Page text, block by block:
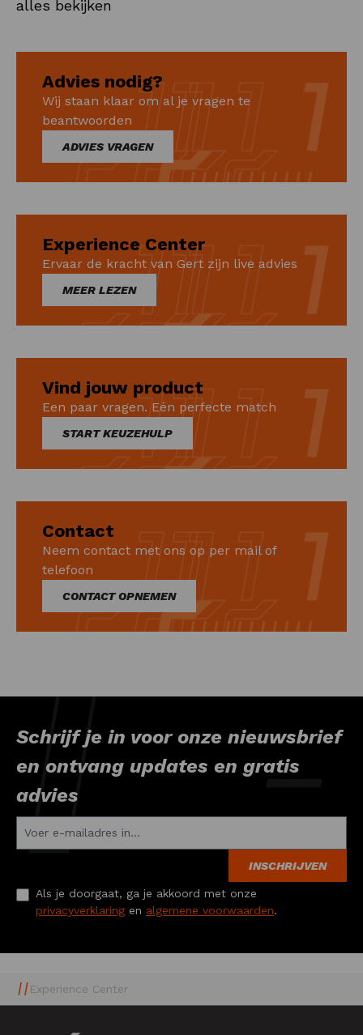
alles bekijken
Advies nodig?
Wij staan klaar om al je vragen te
beantwoorden
ADVIES VRAGEN
Experience Center
Ervaar de kracht van Gert zijn live advies
MEER LEZEN
Vind jouw product
Een paar vragen. Eén perfecte match
START KEUZEHULP
Contact
Neem contact met ons op per mail of
telefoon
CONTACT OPNEMEN
Schrijf je in voor onze nieuwsbrief
en ontvang updates en gratis
advies
INSCHRIJVEN
Als je doorgaat, ga je akkoord met onze
privacyverklaring en algemene voorwaarden.
Experience Center